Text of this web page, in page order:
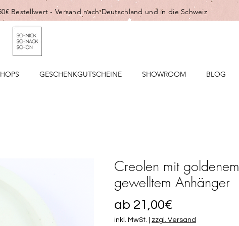
Bestellwert -Versand nach Deutschland und in die Schweiz
GESCHENKGUTSCHEINE SHOWROOM BLOG
Creolen mit goldenem
gewelltem Anhänger
ab 21,00€
Preis
inkl. MwSt. zzgl. Versand